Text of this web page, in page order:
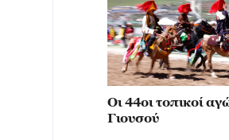
Οι 44οι τοπικοί
Γιουσού